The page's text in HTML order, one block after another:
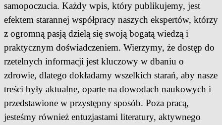
samopoczucia. Każdy wpis, który publikujemy, jest
efektem starannej współpracy naszych ekspertów, którzy
z ogromną pasją dzielą się swoją bogatą wiedzą i
praktycznym doświadczeniem. Wierzymy, że dostęp do
rzetelnych informacji jest kluczowy w dbaniu o
zdrowie, dlatego dokładamy wszelkich starań, aby nasze
treści były aktualne, oparte na dowodach naukowych i
przedstawione w przystępny sposób. Poza pracą,
jesteśmy również entuzjastami literatury, aktywnego